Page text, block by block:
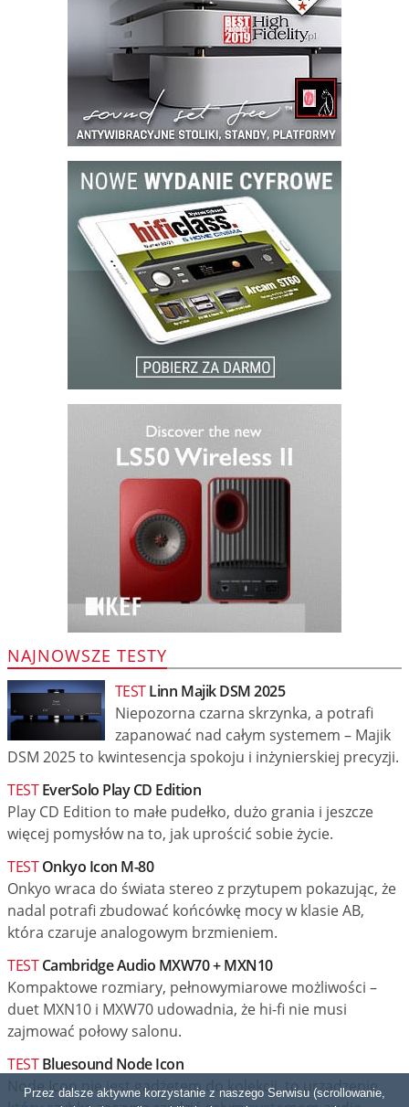
NAJNOWSZE TESTY
TESTLinn Majik DSM 2025
Niepozorna czarna skrzynka, a potrafi
zapanować nad całym systemem – Majik
DSM 2025 to kwintesencja spokoju i inżynierskiej precyzji.
TESTEverSolo Play CD Edition
Play CD Edition to małe pudełko, dużo grania i jeszcze
więcej pomysłów na to, jak uprościć sobie życie.
TESTOnkyo Icon M-80
Onkyo wraca do świata stereo z przytupem pokazując, że
nadal potrafi zbudować końcówkę mocy w klasie AB,
która czaruje analogowym brzmieniem.
TESTCambridge Audio MXW70 + MXN10
Kompaktowe rozmiary, pełnowymiarowe możliwości –
duet MXN10 i MXW70 udowadnia, że hi-fi nie musi
zajmować połowy salonu.
TESTBluesound Node Icon
Node Icon nie jest gadżetem do kolekcji, to urządzenie,
Przez dalsze aktywne korzystanie z naszego Serwisu (scrollowanie,